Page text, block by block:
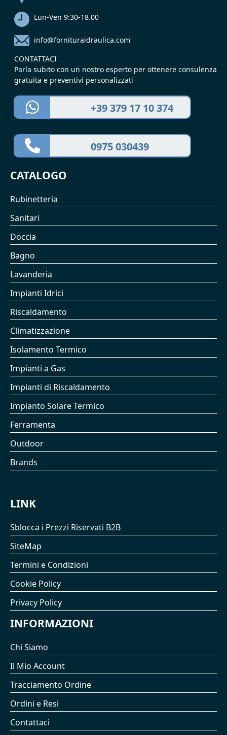
Lun-Ven 9:30-18.00
info@fornituraidraulica.com
CONTATTACI
Parla subito con un nostro esperto per ottenere consulenza
gratuita e preventivi personalizzati
+39 379 17 10 374
0975 030439
CATALOGO
Rubinetteria
Sanitari
Doccia
Bagno
Lavanderia
Impianti Idrici
Riscaldamento
Climatizzazione
Isolamento Termico
Impianti a Gas
Impianti di Riscaldamento
Impianto Solare Termico
Ferramenta
Outdoor
Brands
LINK
Sblocca i Prezzi Riservati B2B
SiteMap
Termini e Condizioni
Cookie Policy
Privacy Policy
INFORMAZIONI
Chi Siamo
Il Mio Account
Tracciamento Ordine
Ordini e Resi
Contattaci